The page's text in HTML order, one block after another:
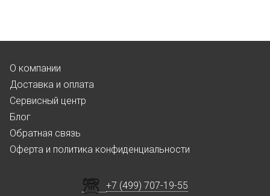
О компании
Доставка и оплата
Сервисный центр
Блог
Обратная связь
Оферта и политика конфиденциальности
+7 (499) 707-19-55